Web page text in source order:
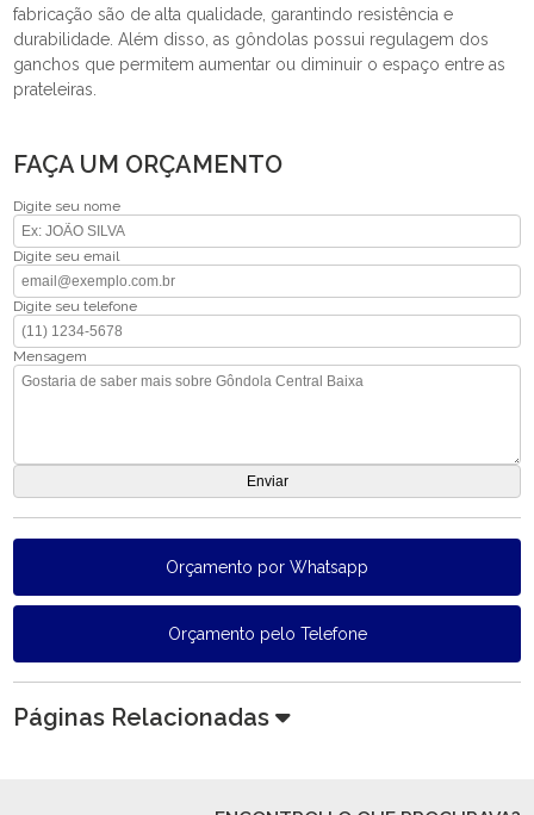
fabricação são de alta qualidade, garantindo resistência e
durabilidade. Além disso, as gôndolas possui regulagem dos
ganchos que permitem aumentar ou diminuir o espaço entre as
prateleiras.
FAÇA UM ORÇAMENTO
Digite seu nome
Digite seu email
Digite seu telefone
Mensagem
Orçamento por Whatsapp
Orçamento pelo Telefone
Páginas Relacionadas